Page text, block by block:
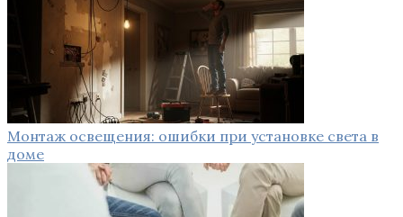
Монтаж освещения: ошибки при установке света в
доме